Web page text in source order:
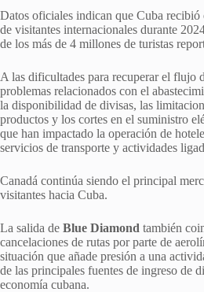
Datos oficiales indican que Cuba recibió
de visitantes internacionales durante
de los más de 4 millones de turistas
A las dificultades para recuperar el flujo
problemas relacionados con el
la disponibilidad de divisas, las
productos y los cortes en el suministro
que han impactado la operación de
servicios de transporte y actividades
Canadá continúa siendo el principal
visitantes hacia Cuba.
La salida de Blue Diamond también
cancelaciones de rutas por parte de
situación que añade presión a una
de las principales fuentes de ingreso de
economía cubana.